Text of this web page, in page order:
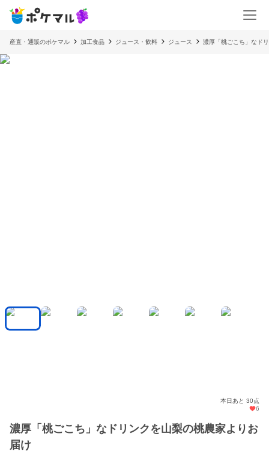
産直・通販のポケマル 加工食品 ジュース・飲料 ジュース 濃厚「桃ごこち」なド
本日あと 30点
6
濃厚「桃ごこち」なドリンクを山梨の桃農家よりお
届け